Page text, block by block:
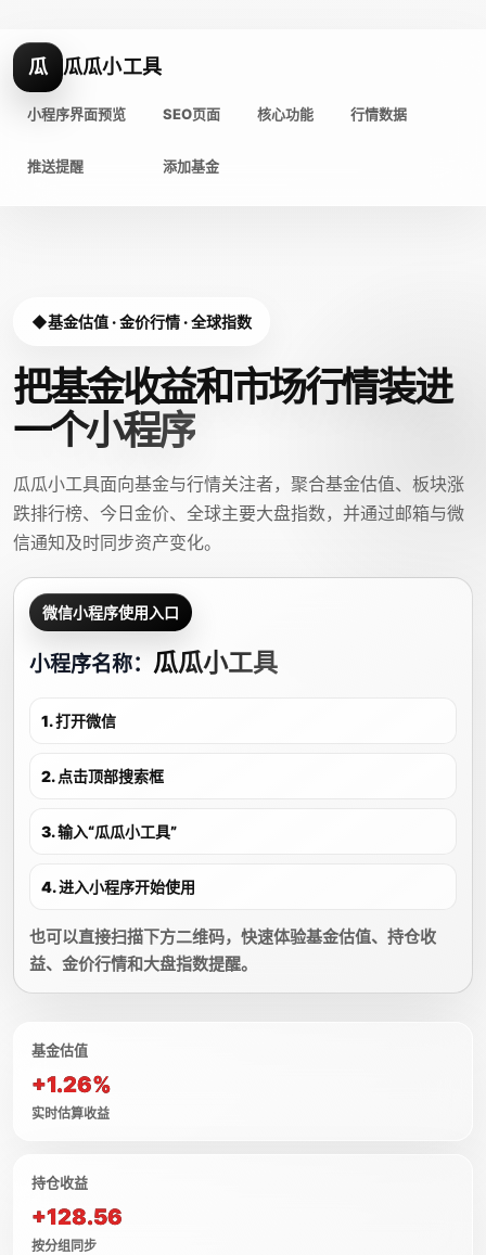
瓜 瓜瓜小工具
小程序界面预览 SEO页面 核心功能 行情数据
推送提醒 添加基金
基金估值 · 金价行情 · 全球指数
把基金收益和市场行情装进
一个小程序
瓜瓜小工具面向基金与行情关注者，聚合基金估值、板块涨
跌排行榜、今日金价、全球主要大盘指数，并通过邮箱与微
信通知及时同步资产变化。
微信小程序使用入口
小程序名称： 瓜瓜小工具
1. 打开微信
2. 点击顶部搜索框
3. 输入“瓜瓜小工具”
4. 进入小程序开始使用
也可以直接扫描下方二维码，快速体验基金估值、持仓收
益、金价行情和大盘指数提醒。
基金估值
+1.26%
实时估算收益
持仓收益
+128.56
按分组同步